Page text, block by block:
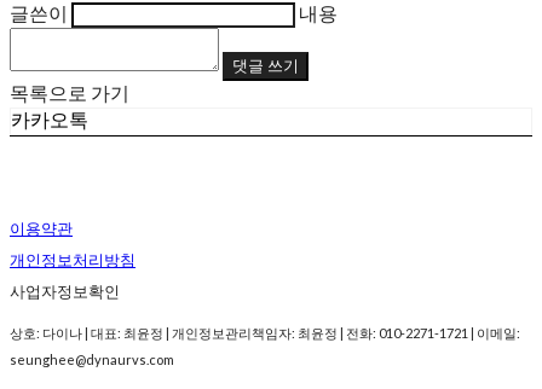
글쓴이
내용
댓글 쓰기
목록으로 가기
카카오톡
이용약관
개인정보처리방침
사업자정보확인
상호: 다이나 | 대표: 최윤정 | 개인정보관리책임자: 최윤정 | 전화: 010-2271-1721 | 이메일:
seunghee@dynaurvs.com